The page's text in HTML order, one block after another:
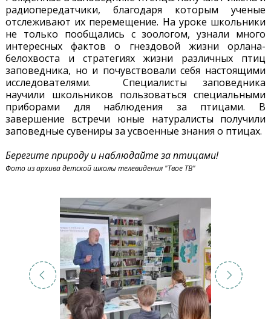
радиопередатчики, благодаря которым ученые
отслеживают их перемещение. На уроке школьники
не только пообщались с зоологом, узнали много
интересных фактов о гнездовой жизни орлана-
белохвоста и стратегиях жизни различных птиц
заповедника, но и почувствовали себя настоящими
исследователями. Специалисты заповедника
научили школьников пользоваться специальными
приборами для наблюдения за птицами. В
завершение встречи юные натуралисты получили
заповедные сувениры за усвоенные знания о птицах.
Берегите природу и наблюдайте за птицами!
Фото из архива детской школы телевидения "Твое ТВ"